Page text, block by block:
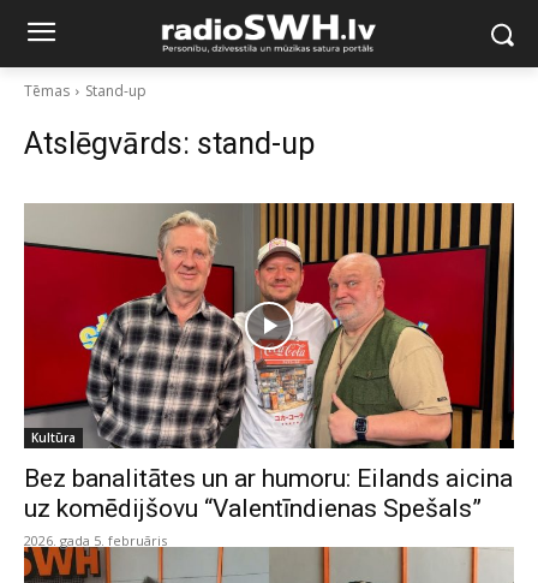
Tēmas Stand-up
Atslēgvārds: stand-up
Kultūra
Bez banalitātes un ar humoru: Eilands aicina
uz komēdijšovu “Valentīndienas Spešals”
2026. gada 5. februāris